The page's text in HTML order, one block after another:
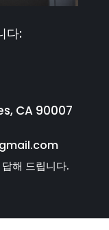
다:
CA 90007
해 드립니다.